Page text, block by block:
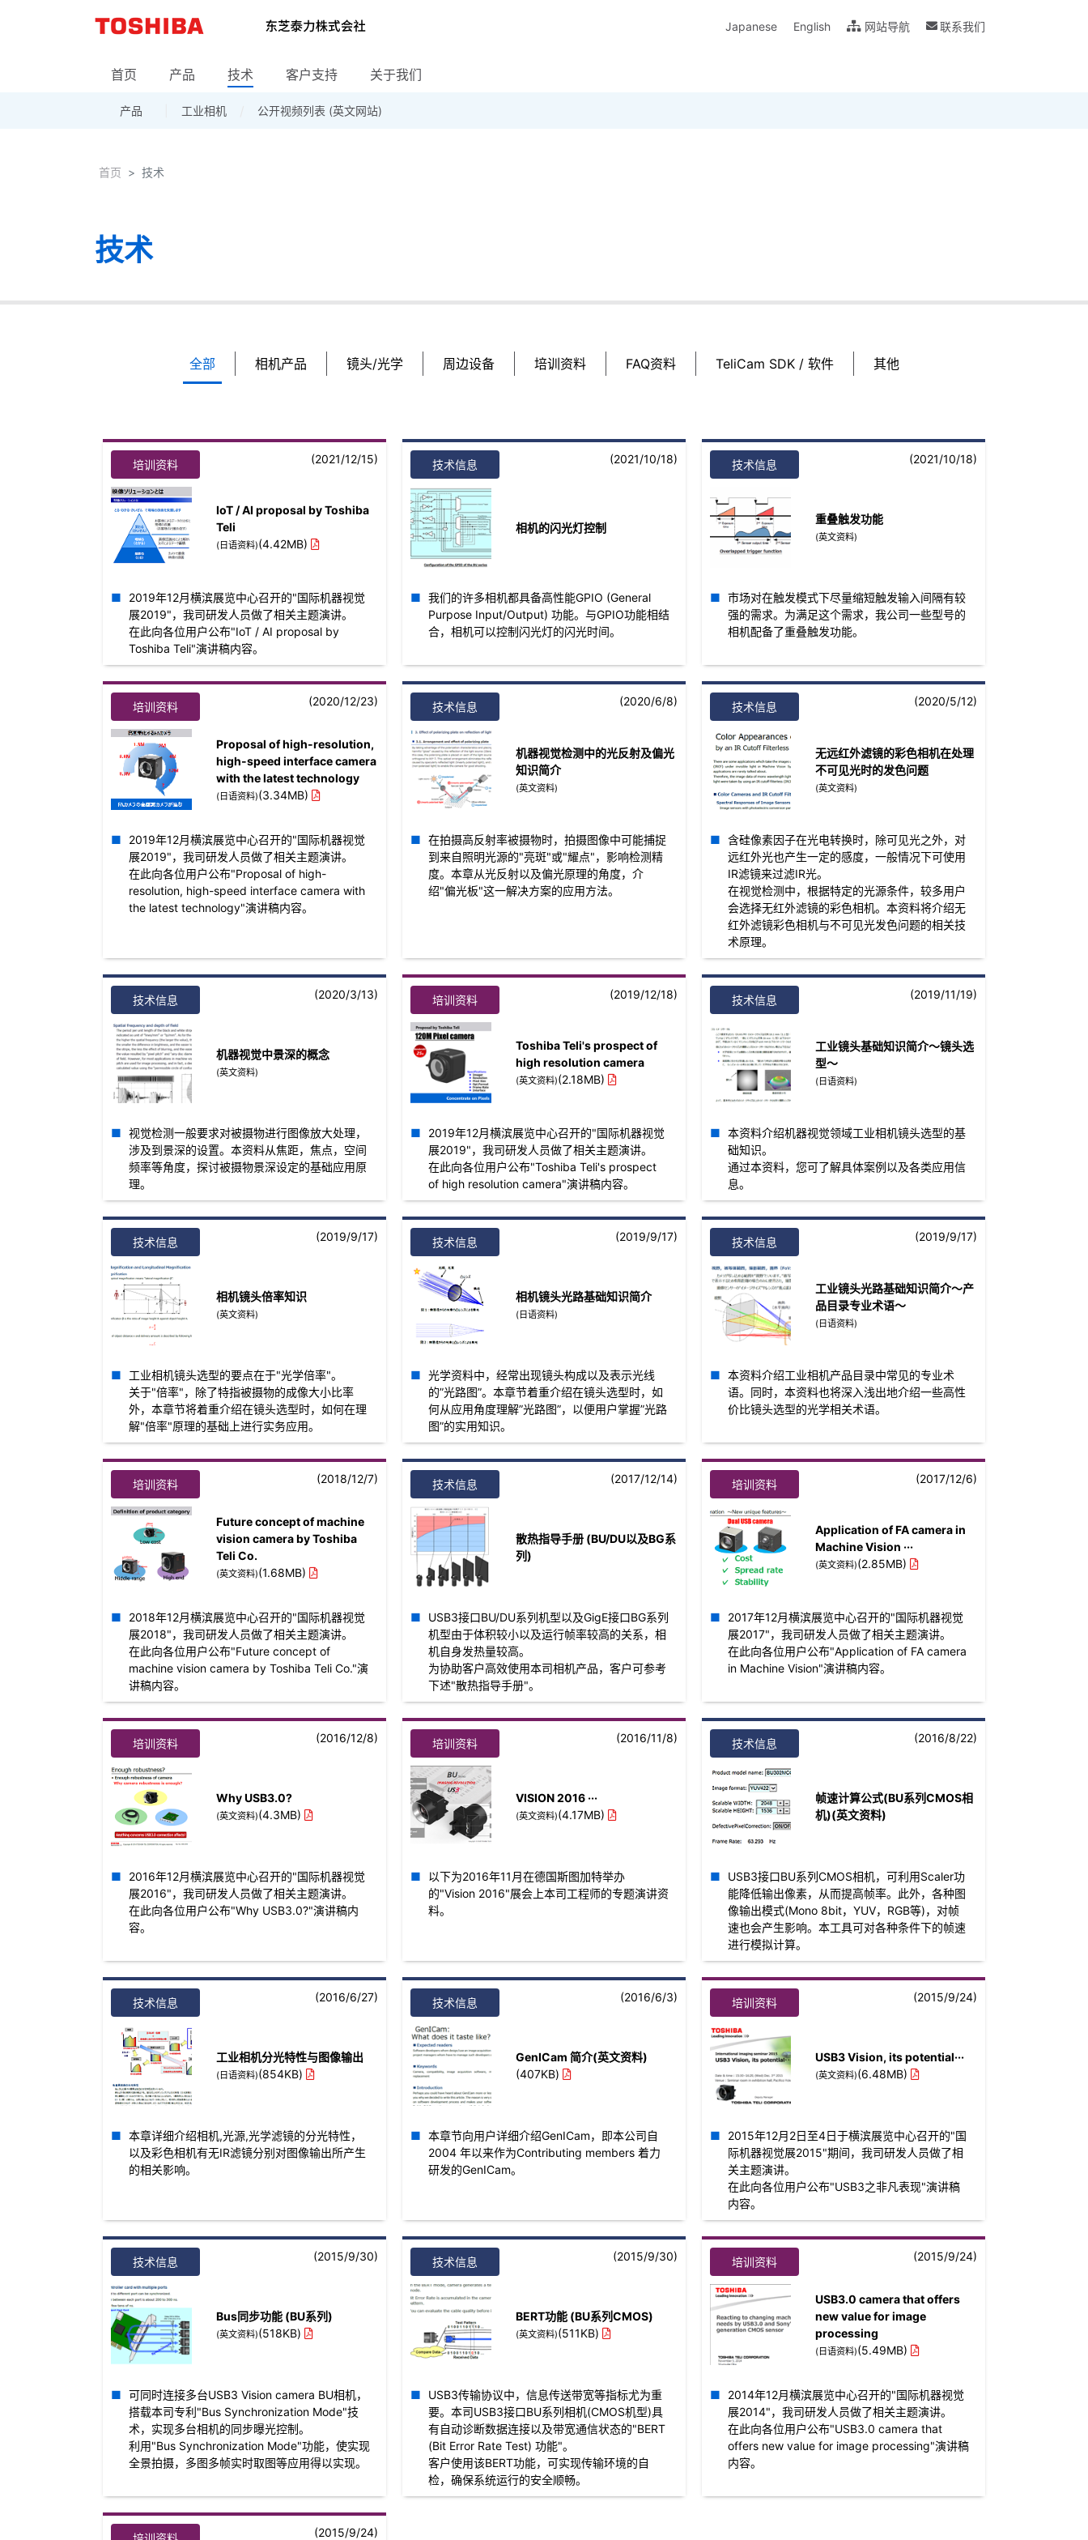
首页 产品
产品
首页
工业相机 公开视频列表 (英文网站)
技术
相机产品 镜头 周边设备
客户支持
海外的营业部·销售网点 下载专区
关于我们
据点一览 采购信息 企业社会责任(CSR)
Japanese English 网站导航 联系我们
首页 技术
技术
全部 相机产品 镜头/光学 周边设备 培训资料 FAQ资料 TeliCam SDK / 软件 其他
培训资料 (2021/12/15)
IoT / AI proposal by Toshiba
Teli
(日语资料)(4.42MB)
2019年12月横滨展览中心召开的"国际机器视觉
展2019"，我司研发人员做了相关主题演讲。
在此向各位用户公布"IoT / AI proposal by
Toshiba Teli"演讲稿内容。
技术信息 (2021/10/18)
相机的闪光灯控制
我们的许多相机都具备高性能GPIO (General
Purpose Input/Output) 功能。与GPIO功能相结
合，相机可以控制闪光灯的闪光时间。
技术信息 (2021/10/18)
重叠触发功能
(英文资料)
市场对在触发模式下尽量缩短触发输入间隔有较
强的需求。为满足这个需求，我公司一些型号的
相机配备了重叠触发功能。
培训资料 (2020/12/23)
Proposal of high-resolution,
high-speed interface camera
with the latest technology
(日语资料)(3.34MB)
2019年12月横滨展览中心召开的"国际机器视觉
展2019"，我司研发人员做了相关主题演讲。
在此向各位用户公布"Proposal of high-
resolution, high-speed interface camera with
the latest technology"演讲稿内容。
技术信息 (2020/6/8)
机器视觉检测中的光反射及偏光
知识简介
(英文资料)
在拍摄高反射率被摄物时，拍摄图像中可能捕捉
到来自照明光源的"亮斑"或"耀点"，影响检测精
度。本章从光反射以及偏光原理的角度，介
绍"偏光板"这一解决方案的应用方法。
技术信息 (2020/5/12)
无远红外滤镜的彩色相机在处理
不可见光时的发色问题
(英文资料)
含硅像素因子在光电转换时，除可见光之外，对
远红外光也产生一定的感度，一般情况下可使用
IR滤镜来过滤IR光。
在视觉检测中，根据特定的光源条件，较多用户
会选择无红外滤镜的彩色相机。本资料将介绍无
红外滤镜彩色相机与不可见光发色问题的相关技
术原理。
技术信息 (2020/3/13)
机器视觉中景深的概念
(英文资料)
视觉检测一般要求对被摄物进行图像放大处理，
涉及到景深的设置。本资料从焦距，焦点，空间
频率等角度，探讨被摄物景深设定的基础应用原
理。
培训资料 (2019/12/18)
Toshiba Teli's prospect of
high resolution camera
(英文资料)(2.18MB)
2019年12月横滨展览中心召开的"国际机器视觉
展2019"，我司研发人员做了相关主题演讲。
在此向各位用户公布"Toshiba Teli's prospect
of high resolution camera"演讲稿内容。
技术信息 (2019/11/19)
工业镜头基础知识简介～镜头选
型～
(日语资料)
本资料介绍机器视觉领域工业相机镜头选型的基
础知识。
通过本资料，您可了解具体案例以及各类应用信
息。
技术信息 (2019/9/17)
相机镜头倍率知识
(英文资料)
工业相机镜头选型的要点在于"光学倍率"。
关于"倍率"，除了特指被摄物的成像大小比率
外，本章节将着重介绍在镜头选型时，如何在理
解"倍率"原理的基础上进行实务应用。
技术信息 (2019/9/17)
相机镜头光路基础知识简介
(日语资料)
光学资料中，经常出现镜头构成以及表示光线
的”光路图”。本章节着重介绍在镜头选型时，如
何从应用角度理解”光路图”，以便用户掌握”光路
图”的实用知识。
技术信息 (2019/9/17)
工业镜头光路基础知识简介～产
品目录专业术语～
(日语资料)
本资料介绍工业相机产品目录中常见的专业术
语。同时，本资料也将深入浅出地介绍一些高性
价比镜头选型的光学相关术语。
培训资料 (2018/12/7)
Future concept of machine
vision camera by Toshiba
Teli Co.
(英文资料)(1.68MB)
2018年12月横滨展览中心召开的"国际机器视觉
展2018"，我司研发人员做了相关主题演讲。
在此向各位用户公布"Future concept of
machine vision camera by Toshiba Teli Co."演
讲稿内容。
技术信息 (2017/12/14)
散热指导手册 (BU/DU以及BG系
列)
USB3接口BU/DU系列机型以及GigE接口BG系列
机型由于体积较小以及运行帧率较高的关系，相
机自身发热量较高。
为协助客户高效使用本司相机产品，客户可参考
下述"散热指导手册"。
培训资料 (2017/12/6)
Application of FA camera in
Machine Vision ···
(英文资料)(2.85MB)
2017年12月横滨展览中心召开的"国际机器视觉
展2017"，我司研发人员做了相关主题演讲。
在此向各位用户公布"Application of FA camera
in Machine Vision"演讲稿内容。
培训资料 (2016/12/8)
Why USB3.0?
(英文资料)(4.3MB)
2016年12月横滨展览中心召开的"国际机器视觉
展2016"，我司研发人员做了相关主题演讲。
在此向各位用户公布"Why USB3.0?"演讲稿内
容。
培训资料 (2016/11/8)
VISION 2016 ···
(英文资料)(4.17MB)
以下为2016年11月在德国斯图加特举办
的"Vision 2016"展会上本司工程师的专题演讲资
料。
技术信息 (2016/8/22)
帧速计算公式(BU系列CMOS相
机)(英文资料)
USB3接口BU系列CMOS相机，可利用Scaler功
能降低输出像素，从而提高帧率。此外，各种图
像输出模式(Mono 8bit，YUV，RGB等)，对帧
速也会产生影响。本工具可对各种条件下的帧速
进行模拟计算。
技术信息 (2016/6/27)
工业相机分光特性与图像输出
(日语资料)(854KB)
本章详细介绍相机,光源,光学滤镜的分光特性，
以及彩色相机有无IR滤镜分别对图像输出所产生
的相关影响。
技术信息 (2016/6/3)
GenICam 简介(英文资料)
(407KB)
本章节向用户详细介绍GenICam，即本公司自
2004 年以来作为Contributing members 着力
研发的GenICam。
培训资料 (2015/9/24)
USB3 Vision, its potential···
(英文资料)(6.48MB)
2015年12月2日至4日于横滨展览中心召开的"国
际机器视觉展2015"期间，我司研发人员做了相
关主题演讲。
在此向各位用户公布"USB3之非凡表现"演讲稿
内容。
技术信息 (2015/9/30)
Bus同步功能 (BU系列)
(英文资料)(518KB)
可同时连接多台USB3 Vision camera BU相机，
搭载本司专利"Bus Synchronization Mode"技
术，实现多台相机的同步曝光控制。
利用"Bus Synchronization Mode"功能，使实现
全景拍摄，多图多帧实时取图等应用得以实现。
技术信息 (2015/9/30)
BERT功能 (BU系列CMOS)
(英文资料)(511KB)
USB3传输协议中，信息传送带宽等指标尤为重
要。本司USB3接口BU系列相机(CMOS机型)具
有自动诊断数据连接以及带宽通信状态的"BERT
(Bit Error Rate Test) 功能"。
客户使用该BERT功能，可实现传输环境的自
检，确保系统运行的安全顺畅。
培训资料 (2015/9/24)
USB3.0 camera that offers
new value for image
processing
(日语资料)(5.49MB)
2014年12月横滨展览中心召开的"国际机器视觉
展2014"，我司研发人员做了相关主题演讲。
在此向各位用户公布"USB3.0 camera that
offers new value for image processing"演讲稿
内容。
(2015/9/24)